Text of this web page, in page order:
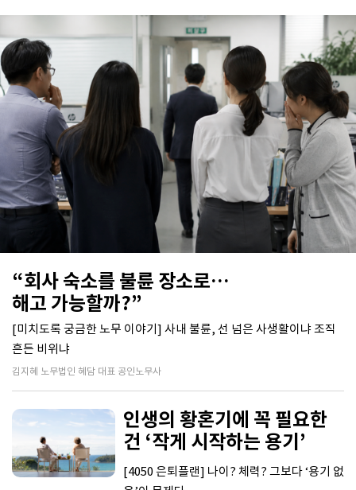
“회사 숙소를 불륜 장소로…
해고 가능할까?”
[미치도록 궁금한 노무 이야기] 사내 불륜, 선 넘은 사생활이냐 조직
흔든 비위냐
김지혜 노무법인 혜담 대표 공인노무사
인생의 황혼기에 꼭 필요한
건 ‘작게 시작하는 용기’
[4050 은퇴플랜] 나이? 체력? 그보다 ‘용기 없